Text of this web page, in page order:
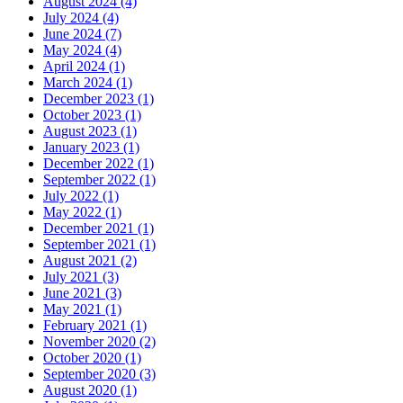
July 2024 (4)
June 2024 (7)
May 2024 (4)
April 2024 (1)
March 2024 (1)
December 2023 (1)
October 2023 (1)
August 2023 (1)
January 2023 (1)
December 2022 (1)
September 2022 (1)
July 2022 (1)
May 2022 (1)
December 2021 (1)
September 2021 (1)
August 2021 (2)
July 2021 (3)
June 2021 (3)
May 2021 (1)
February 2021 (1)
November 2020 (2)
October 2020 (1)
September 2020 (3)
August 2020 (1)